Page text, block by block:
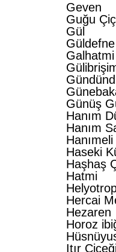
Geven
Guğu
Gül
Güldefne
Galhatmi
Günüş
Hanım
Hanım
Hanımeli
Haseki
Haşhaş
Hatmi
Hercai
Hezaren
Horoz
Itır